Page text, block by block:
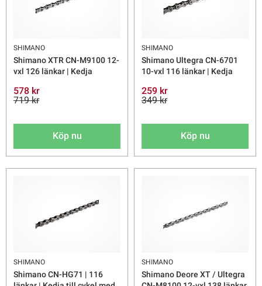
SHIMANO
Shimano XTR CN-M9100 12-
vxl 126 länkar | Kedja
578 kr
719 kr
Köp nu
SHIMANO
Shimano Ultegra CN-6701
10-vxl 116 länkar | Kedja
259 kr
349 kr
Köp nu
SHIMANO
Shimano CN-HG71 | 116
SHIMANO
Shimano Deore XT / Ultegra